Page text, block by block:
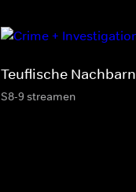
Teuflische Nachbarn
S8-9 streamen